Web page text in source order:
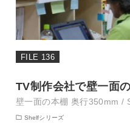
FILE 136
TV制作会社で壁一面
壁一面の本棚 奥行350mm /
Shelfシリーズ